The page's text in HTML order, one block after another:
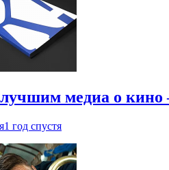
медиа о кино
1 год спустя